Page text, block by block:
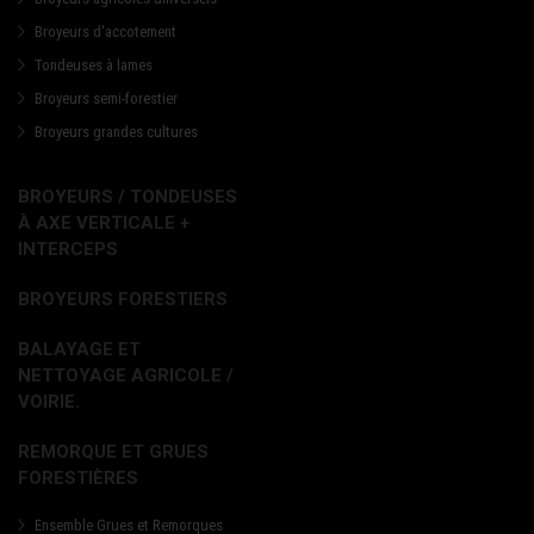
Broyeurs d'accotement
Tondeuses à lames
Broyeurs semi-forestier
Broyeurs grandes cultures
BROYEURS / TONDEUSES
À AXE VERTICALE +
INTERCEPS
BROYEURS FORESTIERS
BALAYAGE ET
NETTOYAGE AGRICOLE /
VOIRIE.
REMORQUE ET GRUES
FORESTIÈRES
Ensemble Grues et Remorques